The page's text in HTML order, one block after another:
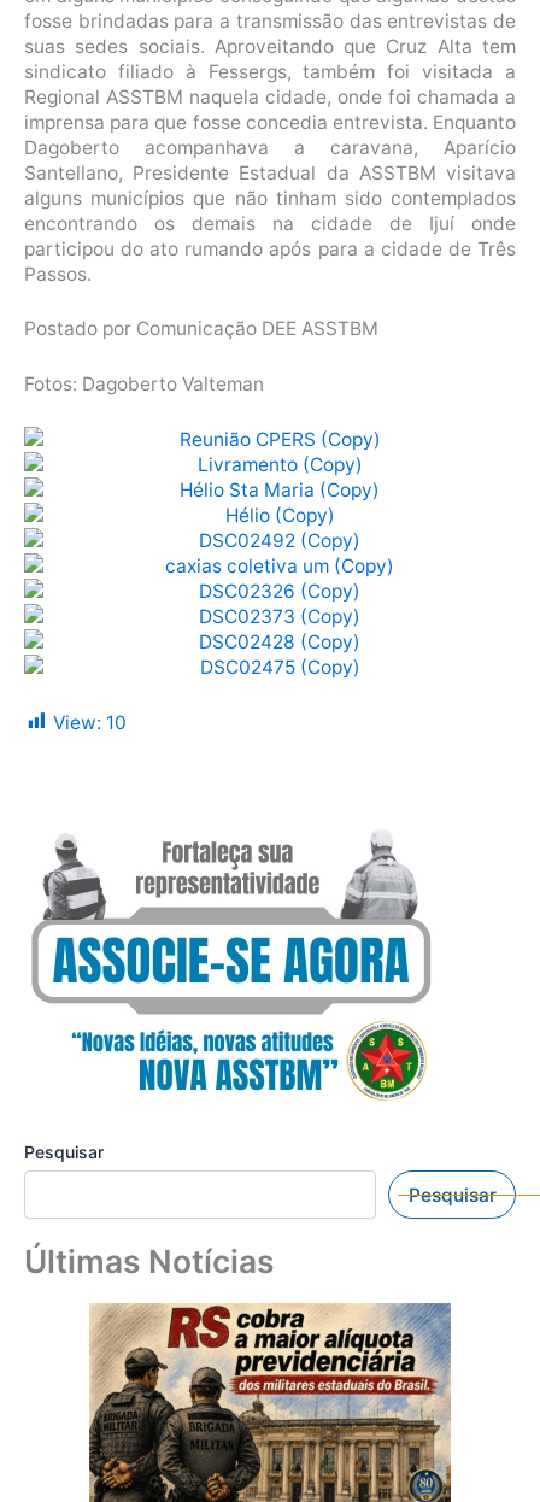
fosse brindadas para a transmissão das entrevistas de
suas sedes sociais. Aproveitando que Cruz Alta tem
sindicato filiado à Fessergs, também foi visitada a
Regional ASSTBM naquela cidade, onde foi chamada a
imprensa para que fosse concedia entrevista. Enquanto
Dagoberto acompanhava a caravana, Aparício
Santellano, Presidente Estadual da ASSTBM visitava
alguns municípios que não tinham sido contemplados
encontrando os demais na cidade de Ijuí onde
participou do ato rumando após para a cidade de Três
Passos.
Postado por Comunicação DEE ASSTBM
Fotos: Dagoberto Valteman
View: 10
Pesquisar
Pesquisar
Últimas Notícias